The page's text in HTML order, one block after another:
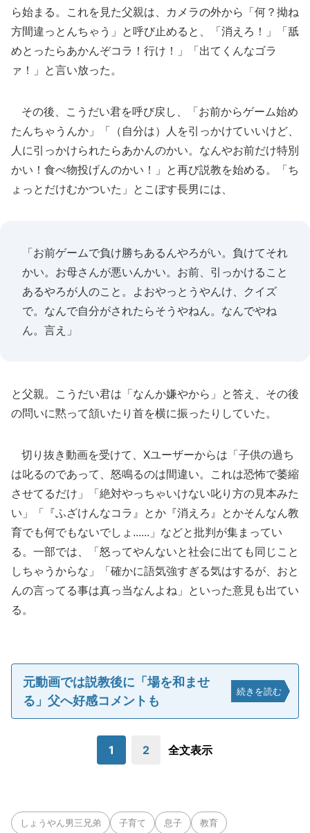
ら始まる。これを見た父親は、カメラの外から「何？拗ね
方間違っとんちゃう」と呼び止めると、「消えろ！」「舐
めとったらあかんぞコラ！行け！」「出てくんなゴラ
ァ！」と言い放った。
その後、こうだい君を呼び戻し、「お前からゲーム始め
たんちゃうんか」「（自分は）人を引っかけていいけど、
人に引っかけられたらあかんのかい。なんやお前だけ特別
かい！食べ物投げんのかい！」と再び説教を始める。「ち
ょっとだけむかついた」とこぼす長男には、
「お前ゲームで負け勝ちあるんやろがい。負けてそれ
かい。お母さんが悪いんかい。お前、引っかけること
あるやろが人のこと。よおやっとうやんけ、クイズ
で。なんで自分がされたらそうやねん。なんでやね
ん。言え」
と父親。こうだい君は「なんか嫌やから」と答え、その後
の問いに黙って頷いたり首を横に振ったりしていた。
切り抜き動画を受けて、Xユーザーからは「子供の過ち
は叱るのであって、怒鳴るのは間違い。これは恐怖で萎縮
させてるだけ」「絶対やっちゃいけない叱り方の見本みた
い」「『ふざけんなコラ』とか『消えろ』とかそんなん教
育でも何でもないでしょ......」などと批判が集まってい
る。一部では、「怒ってやんないと社会に出ても同じこと
しちゃうからな」「確かに語気強すぎる気はするが、おと
んの言ってる事は真っ当なんよね」といった意見も出てい
る。
元動画では説教後に「場を和ませ
る」父へ好感コメントも
続きを読む
1 2 全文表示
しょうやん男三兄弟 子育て 息子 教育